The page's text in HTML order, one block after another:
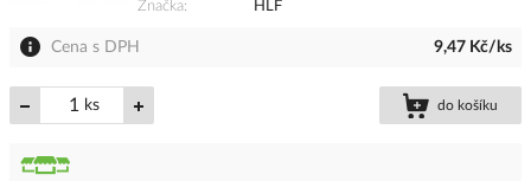
Značka HLF
Cena s DPH 9,47 Kč/ks
ks do košíku